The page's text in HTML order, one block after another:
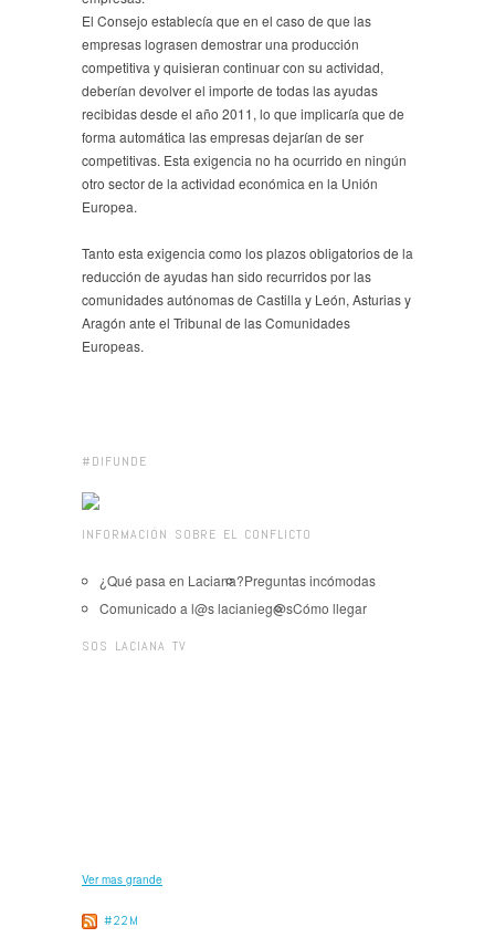
El Consejo establecía que en el caso de que las
empresas lograsen demostrar una producción
competitiva y quisieran continuar con su actividad,
deberían devolver el importe de todas las ayudas
recibidas desde el año 2011, lo que implicaría que de
forma automática las empresas dejarían de ser
competitivas. Esta exigencia no ha ocurrido en ningún
otro sector de la actividad económica en la Unión
Europea.
Tanto esta exigencia como los plazos obligatorios de la
reducción de ayudas han sido recurridos por las
comunidades autónomas de Castilla y León, Asturias y
Aragón ante el Tribunal de las Comunidades
Europeas.
#DIFUNDE
INFORMACIÓN SOBRE EL CONFLICTO
¿Qué pasa en Laciana?Preguntas incómodas
Comunicado a l@s lacianieg@sCómo llegar
SOS LACIANA TV
Ver mas grande
#22M